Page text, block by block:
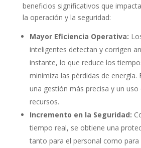
beneficios significativos que
la operación y la seguridad:
Mayor Eficiencia Operativa:
inteligentes detectan y corrigen
instante, lo que reduce los
minimiza las pérdidas de energía.
una gestión más precisa y un
recursos.
Incremento en la Seguridad:
tiempo real, se obtiene una
tanto para el personal como para